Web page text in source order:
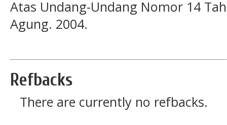
Atas Undang-Undang Nomor 14
Agung. 2004.
Refbacks
There are currently no refbacks.